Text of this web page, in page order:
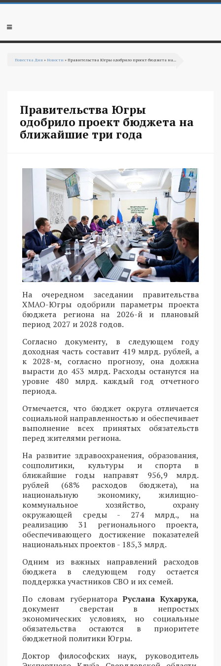
Перейти к основному содержанию
Мобильное
Повестка Дня »Новости » Правительства Югры одобрило проект бюджета на...
Правительства Югры
одобрило проект бюджета на
ближайшие три года
На очередном заседании правительства
ХМАО-Югры одобрили параметры проекта
бюджета региона на 2026-й и плановый
период 2027 и 2028 годов.
Согласно документу, в следующем году
доходная часть составит 419 млрд. рублей, а
к 2028-м, согласно прогнозу, она должна
вырасти до 453 млрд. Расходы останутся на
уровне 480 млрд. каждый год отчетного
периода.
Отмечается, что бюджет округа отличается
социальной направленностью и обеспечивает
выполнение всех принятых обязательств
перед жителями региона.
На развитие здравоохранения, образования,
соцполитики, культуры и спорта в
ближайшие годы направят 956,9 млрд.
рублей (68% расходов бюджета), на
национальную экономику, жилищно-
коммунальное хозяйство, охрану
окружающей среды - 274 млрд., на
реализацию 31 регионального проекта,
обеспечивающего достижение показателей
национальных проектов - 185,3 млрд.
Одним из важных направлений расходов
бюджета в следующем году остается
поддержка участников СВО и их семей.
По словам губернатора Руслана Кухарука,
документ сверстан в непростых
экономических условиях, но социальные
обязательства остаются в приоритете
бюджетной политики Югры.
Доктор философских наук, руководитель